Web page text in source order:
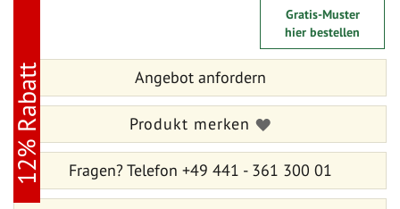
Gratis-Muster
hier bestellen
12% Rabatt
Bildergalerie
springen
Bildergalerie
springen
Angebot anfordern
Produkt merken
Fragen?Telefon +49 441 - 361 300 01